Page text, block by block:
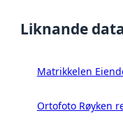
Liknande
Matrikkelen
Ortofoto Røyken